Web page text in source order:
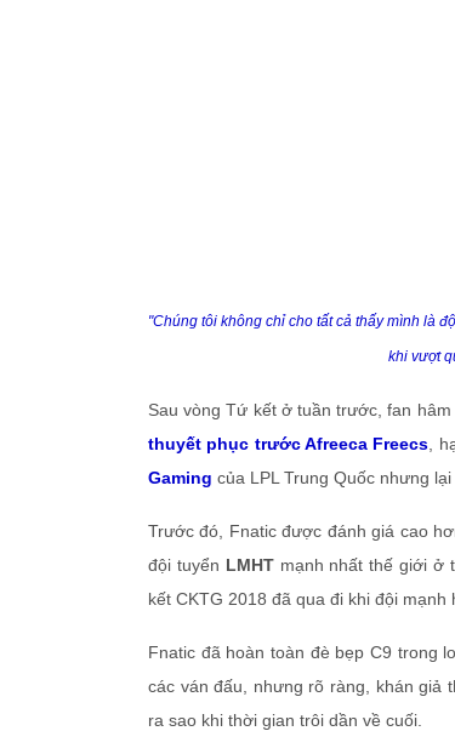
"Chúng tôi không chỉ cho tất cả thấy mình là
khi vượt
Sau vòng Tứ kết ở tuần trước, fan hâm
thuyết phục trước Afreeca Freecs ,
Gaming của LPL Trung Quốc nhưng
Trước đó, Fnatic được đánh giá cao
đội tuyển LMHTmạnh nhất thế giới ở
kết CKTG 2018 đã qua đi khi đội mạnh
Fnatic đã hoàn toàn đè bẹp C9 trong
các ván đấu, nhưng rõ ràng, khán giả
ra sao khi thời gian trôi dần về cuối.